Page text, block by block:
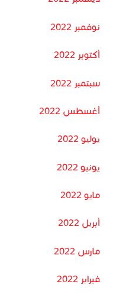
نوفمبر 2022
أكتوبر 2022
سبتمبر 2022
أغسطس 2022
يوليو 2022
يونيو 2022
مايو 2022
أبريل 2022
مارس 2022
فبراير 2022